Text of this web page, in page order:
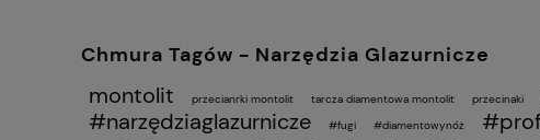
Chmura Tagów - Narzędzia Glazurnicze
montolit przecianrki montolit tarcza diamentowa montolit przecinaki
#narzędziaglazurnicze #fugi #diamentowynóż